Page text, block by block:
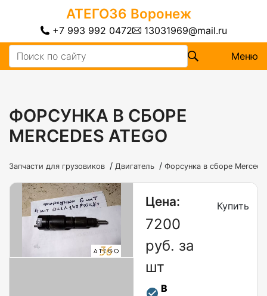
АТЕГО36 Воронеж
+7 993 992 0472 13031969@mail.ru
Меню
ФОРСУНКА В СБОРЕ
MERCEDES ATEGO
Запчасти для грузовиков / Двигатель / Форсунка в сборе
Цена:
7200
руб. за
шт
В
Купить